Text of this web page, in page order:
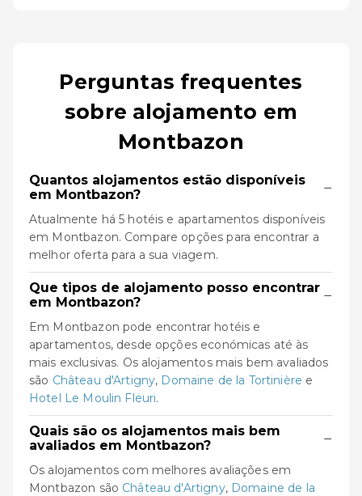
Perguntas frequentes
sobre alojamento em
Montbazon
Quantos alojamentos estão disponíveis
em Montbazon?
−
Atualmente há 5 hotéis e apartamentos disponíveis
em Montbazon. Compare opções para encontrar a
melhor oferta para a sua viagem.
Que tipos de alojamento posso encontrar
em Montbazon?
−
Em Montbazon pode encontrar hotéis e
apartamentos, desde opções económicas até às
mais exclusivas. Os alojamentos mais bem avaliados
são Château d'Artigny, Domaine de la Tortinière e
Hotel Le Moulin Fleuri.
Quais são os alojamentos mais bem
avaliados em Montbazon?
−
Os alojamentos com melhores avaliações em
Montbazon são Château d'Artigny, Domaine de la